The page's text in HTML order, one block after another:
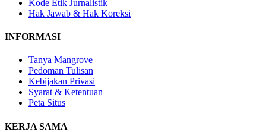
Kode Etik Jurnalistik
Hak Jawab & Hak Koreksi
INFORMASI
Tanya Mangrove
Pedoman Tulisan
Kebijakan Privasi
Syarat & Ketentuan
Peta Situs
KERJA SAMA